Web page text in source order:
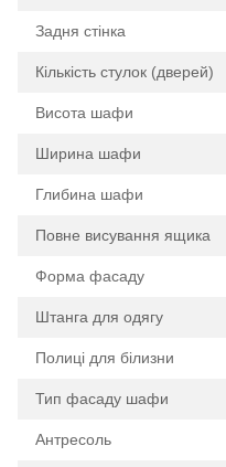
Задня стінка
Кількість стулок (дверей)
Висота шафи
Ширина шафи
Глибина шафи
Повне висування ящика
Форма фасаду
Штанга для одягу
Полиці для білизни
Тип фасаду шафи
Антресоль